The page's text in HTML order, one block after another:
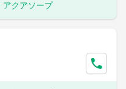
アクアソープ